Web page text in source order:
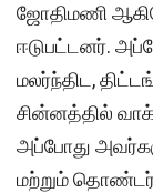
ஜோதிமணி
ஈடுபட்டனர்.
மலர்ந்திட,
சின்னத்தில்
அப்போது
மற்றும்